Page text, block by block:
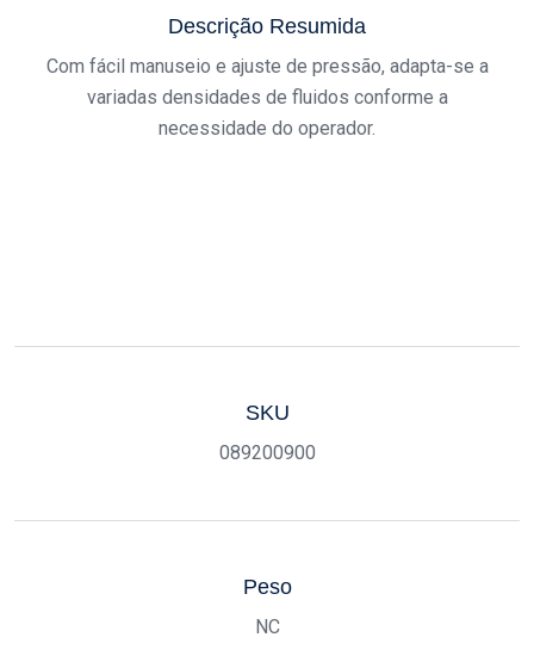
Descrição Resumida
Com fácil manuseio e ajuste de pressão, adapta-se a
variadas densidades de fluidos conforme a
necessidade do operador.
SKU
089200900
Peso
NC